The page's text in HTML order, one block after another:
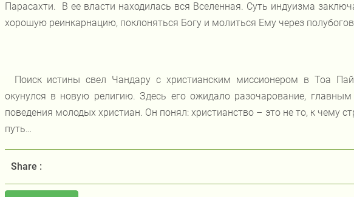
Парасахти. В ее власти находилась вся Вселенная. Суть индуизма
хорошую реинкарнацию, поклоняться Богу и молиться Ему через
Поиск истины свел Чандару с христианским миссионером в Тоа
окунулся в новую религию. Здесь его ожидало разочарование,
поведения молодых христиан. Он понял: христианство – это не то, к чему
путь…
Share :